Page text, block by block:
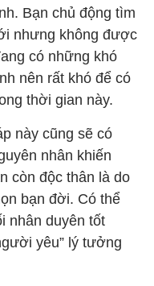
Bạn chủ động tìm
nhưng không được
có những khó
nên rất khó để có
thời gian này.
này cũng sẽ có
nhân khiến
còn độc thân là do
bạn đời. Có thể
nhân duyên tốt
yêu” lý tưởng